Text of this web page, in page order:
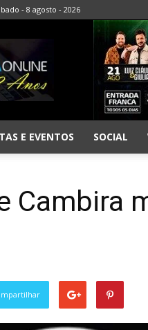
- 8 agosto - 2026
E EVENTOS SOCIAL
Cambira